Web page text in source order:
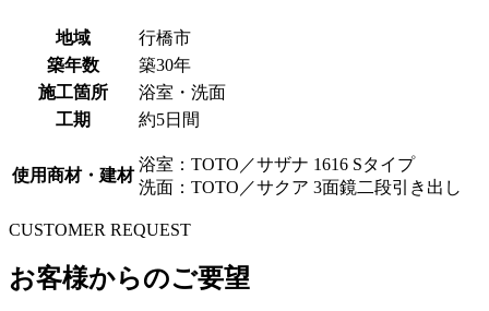
地域
行橋市
築年数
築30年
施工箇所
浴室・洗面
工期
約5日間
使用商材・建材
浴室：TOTO／サザナ 1616 Sタイプ
洗面：TOTO／サクア 3面鏡二段引き出し
CUSTOMER REQUEST
お客様からのご要望